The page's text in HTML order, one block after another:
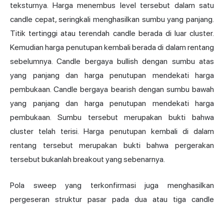
teksturnya. Harga menembus level tersebut dalam satu
candle cepat, seringkali menghasilkan sumbu yang panjang.
Titik tertinggi atau terendah candle berada di luar cluster.
Kemudian harga penutupan kembali berada di dalam rentang
sebelumnya. Candle bergaya bullish dengan sumbu atas
yang panjang dan harga penutupan mendekati harga
pembukaan. Candle bergaya bearish dengan sumbu bawah
yang panjang dan harga penutupan mendekati harga
pembukaan. Sumbu tersebut merupakan bukti bahwa
cluster telah terisi. Harga penutupan kembali di dalam
rentang tersebut merupakan bukti bahwa pergerakan
tersebut bukanlah breakout yang sebenarnya.
Pola sweep yang terkonfirmasi juga menghasilkan
pergeseran struktur pasar pada dua atau tiga candle